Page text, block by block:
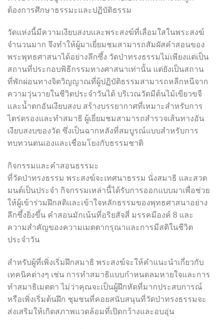
ต้องการศึกษาธรรมะและปฏิบัติธรรม
วัดแห่งนี้มีความเงียบสงบและพระสงฆ์ที่เลื่อมใสในพระสงฆ์
จำนวนมาก จึงทำให้ผู้มาเยี่ยมชมสามารถสัมผัสคำสอนของ
พระพุทธศาสนาได้อย่างลึกซึ้ง วัดป่าทรงธรรมไม่เพียงแต่เป็น
สถานที่ประกอบพิธีกรรมทางศาสนาเท่านั้น แต่ยังเป็นสถาน
ที่พักผ่อนทางจิตวิญญาณที่ผู้ปฏิบัติธรรมสามารถหลีกหนีจาก
ความวุ่นวายในชีวิตประจำวันได้ บริเวณวัดมีต้นไม้เขียวขจี
และน้ำตกอันเงียบสงบ สร้างบรรยากาศที่เหมาะสำหรับการ
ไตร่ตรองและทำสมาธิ ผู้เยี่ยมชมสามารถสำรวจเส้นทางอัน
เงียบสงบของวัด ซึ่งเป็นฉากหลังที่สมบูรณ์แบบสำหรับการ
ทบทวนตนเองและเชื่อมโยงกับธรรมชาติ
กิจกรรมและคำสอนธรรมะ
ที่วัดป่าทรงธรรม พระสงฆ์จะเทศนาธรรม นั่งสมาธิ และสวด
มนต์เป็นประจำ กิจกรรมเหล่านี้ได้รับการออกแบบมาเพื่อช่วย
ให้ผู้เข้าร่วมฝึกสติและเข้าใจหลักธรรมของพุทธศาสนาอย่าง
ลึกซึ้งยิ่งขึ้น คำสอนมักเน้นที่อริยสัจสี่ มรรคมีองค์ 8 และ
ความสำคัญของความเมตตากรุณาและการมีสติในชีวิต
ประจำวัน
สำหรับผู้ที่เพิ่งเริ่มฝึกสมาธิ พระสงฆ์จะให้คำแนะนำเกี่ยวกับ
เทคนิคต่างๆ เช่น การทำสมาธิแบบกำหนดลมหายใจและการ
ทำสมาธิเมตตา ไม่ว่าคุณจะเป็นผู้ฝึกหัดที่มากประสบการณ์
หรือเพิ่งเริ่มต้นฝึก ชุมชนที่คอยสนับสนุนที่วัดป่าทรงธรรมจะ
ส่งเสริมให้เกิดสภาพแวดล้อมที่เปิดกว้างและอบอุ่น